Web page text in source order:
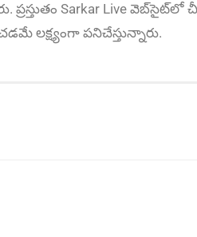
Sarkar Live వెబ్‌సైట్‌లో
లక్ష్యంగా పనిచేస్తున్నారు.